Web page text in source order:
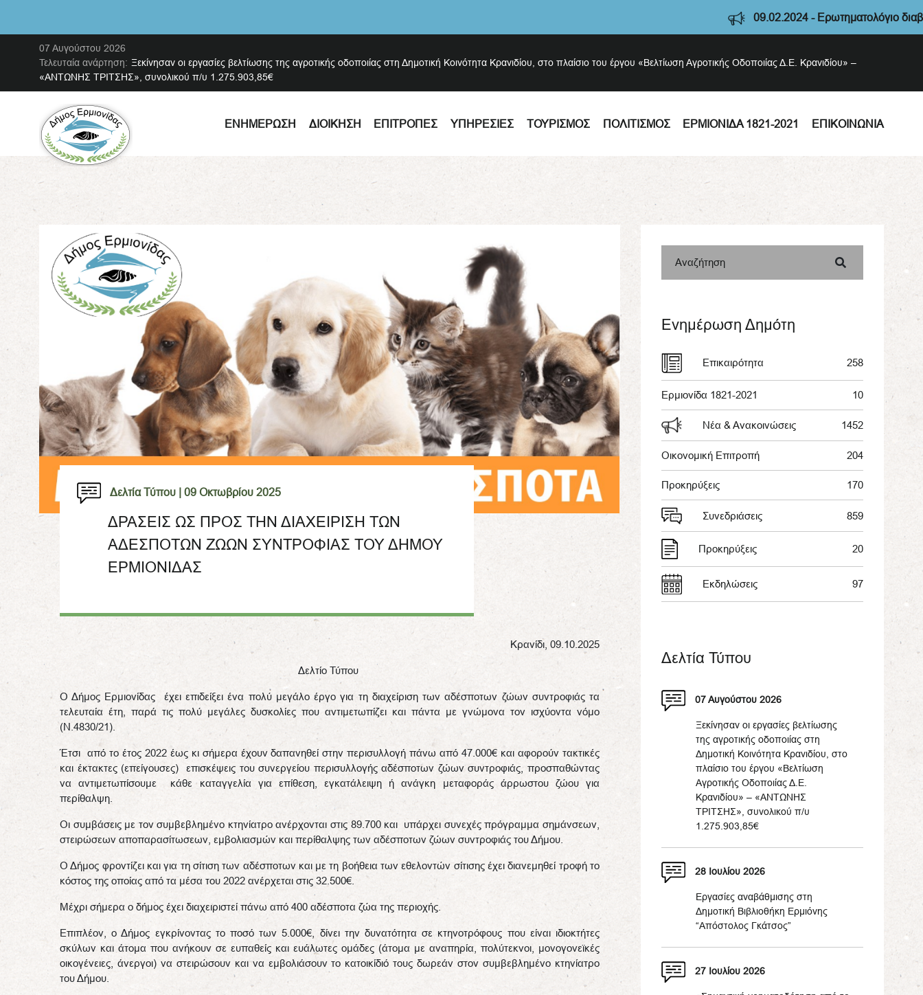
09.02.2024 - Ερωτηματολόγιο διαβούλευσης
07 Αυγούστου 2026
Τελευταία ανάρτηση: Ξεκίνησαν οι εργασίες βελτίωσης της αγροτικής οδοποιίας στη Δημοτική Κοινότητα Κρανιδίου, στο πλαίσιο του έργου «Βελτίωση Αγροτικής Οδοποιίας Δ.Ε. Κρανιδίου» –
«ΑΝΤΩΝΗΣ ΤΡΙΤΣΗΣ», συνολικού π/υ 1.275.903,85€
ΕΝΗΜΈΡΩΣΗ ΔΙΟΊΚΗΣΗ ΕΠΙΤΡΟΠΈΣ ΥΠΗΡΕΣΊΕΣ ΤΟΥΡΙΣΜΌΣ ΠΟΛΙΤΙΣΜΌΣ ΕΡΜΙΟΝΊΔΑ 1821-2021 ΕΠΙΚΟΙΝΩΝΊΑ
Δελτία Τύπου | 09 Οκτωβρίου 2025
ΔΡΑΣΕΙΣ ΩΣ ΠΡΟΣ ΤΗΝ ΔΙΑΧΕΙΡΙΣΗ ΤΩΝ
ΑΔΕΣΠΟΤΩΝ ΖΩΩΝ ΣΥΝΤΡΟΦΙΑΣ ΤΟΥ ΔΗΜΟΥ
ΕΡΜΙΟΝΙΔΑΣ
Κρανίδι, 09.10.2025
Δελτίο Τύπου
Ο Δήμος Ερμιονίδας έχει επιδείξει ένα πολύ μεγάλο έργο για τη διαχείριση των αδέσποτων ζώων συντροφιάς τα
τελευταία έτη, παρά τις πολύ μεγάλες δυσκολίες που αντιμετωπίζει και πάντα με γνώμονα τον ισχύοντα νόμο
(Ν.4830/21).
Έτσι από το έτος 2022 έως κι σήμερα έχουν δαπανηθεί στην περισυλλογή πάνω από 47.000€ και αφορούν τακτικές
και έκτακτες (επείγουσες) επισκέψεις του συνεργείου περισυλλογής αδέσποτων ζώων συντροφιάς, προσπαθώντας
να αντιμετωπίσουμε κάθε καταγγελία για επίθεση, εγκατάλειψη ή ανάγκη μεταφοράς άρρωστου ζώου για
περίθαλψη.
Οι συμβάσεις με τον συμβεβλημένο κτηνίατρο ανέρχονται στις 89.700 και υπάρχει συνεχές πρόγραμμα σημάνσεων,
στειρώσεων αποπαρασίτωσεων, εμβολιασμών και περίθαλψης των αδέσποτων ζώων συντροφιάς του Δήμου.
Ο Δήμος φροντίζει και για τη σίτιση των αδέσποτων και με τη βοήθεια των εθελοντών σίτισης έχει διανεμηθεί τροφή το
κόστος της οποίας από τα μέσα του 2022 ανέρχεται στις 32.500€.
Μέχρι σήμερα ο δήμος έχει διαχειριστεί πάνω από 400 αδέσποτα ζώα της περιοχής.
Επιπλέον, ο Δήμος εγκρίνοντας το ποσό των 5.000€, δίνει την δυνατότητα σε κτηνοτρόφους που είναι ιδιοκτήτες
σκύλων και άτομα που ανήκουν σε ευπαθείς και ευάλωτες ομάδες (άτομα με αναπηρία, πολύτεκνοι, μονογονεϊκές
οικογένειες, άνεργοι) να στειρώσουν και να εμβολιάσουν το κατοικίδιό τους δωρεάν στον συμβεβλημένο κτηνίατρο
του Δήμου.
Αναζήτηση
Ενημέρωση Δημότη
Επικαιρότητα 258
Ερμιονίδα 1821-2021 10
Νέα & Ανακοινώσεις 1452
Οικονομική Επιτροπή 204
Προκηρύξεις 170
Συνεδριάσεις 859
Προκηρύξεις 20
Εκδηλώσεις 97
Δελτία Τύπου
07 Αυγούστου 2026
Ξεκίνησαν οι εργασίες βελτίωσης
της αγροτικής οδοποιίας στη
Δημοτική Κοινότητα Κρανιδίου, στο
πλαίσιο του έργου «Βελτίωση
Αγροτικής Οδοποιίας Δ.Ε.
Κρανιδίου» – «ΑΝΤΩΝΗΣ
ΤΡΙΤΣΗΣ», συνολικού π/υ
1.275.903,85€
28 Ιουλίου 2026
Εργασίες αναβάθμισης στη
Δημοτική Βιβλιοθήκη Ερμιόνης
“Απόστολος Γκάτσος”
27 Ιουλίου 2026